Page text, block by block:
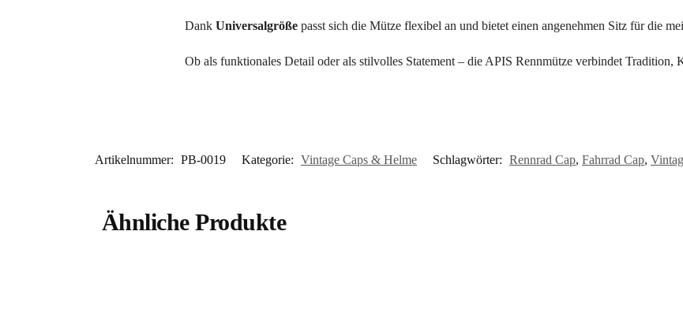
Dank Universalgrößepasst sich die Mütze flexibel an und bietet einen angenehmen Sitz für die
Ob als funktionales Detail oder als stilvolles Statement – die APIS Rennmütze verbindet Tradition,
Artikelnummer: PB-0019 Kategorie: Vintage Caps & Helme Schlagwörter: Rennrad Cap, Fahrrad Cap,
Ähnliche Produkte